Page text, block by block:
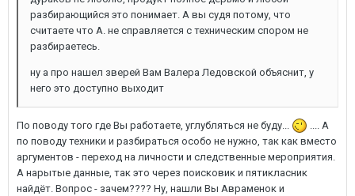
разбирающийся это понимает. А вы судя потому, что
считаете что А. не справляется с техническим спором не
разбираетесь.
ну а про нашел зверей Вам Валера Ледовской объяснит, у
него это доступно выходит
По поводу того где Вы работаете, углубляться не буду...
.... А
по поводу техники и разбираться особо не нужно, так как вместо
аргументов - переход на личности и следственные мероприятия.
А нарытые данные, так это через поисковик и пятикласник
найдёт. Вопрос - зачем???? Ну, нашли Вы Авраменок и